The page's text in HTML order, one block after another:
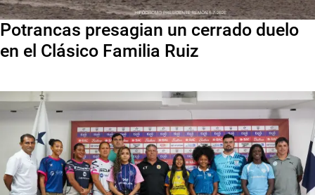
Potrancas presagian un cerrado duelo
en el Clásico Familia Ruiz